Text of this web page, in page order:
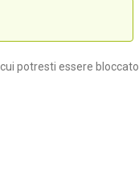
potresti essere bloccato